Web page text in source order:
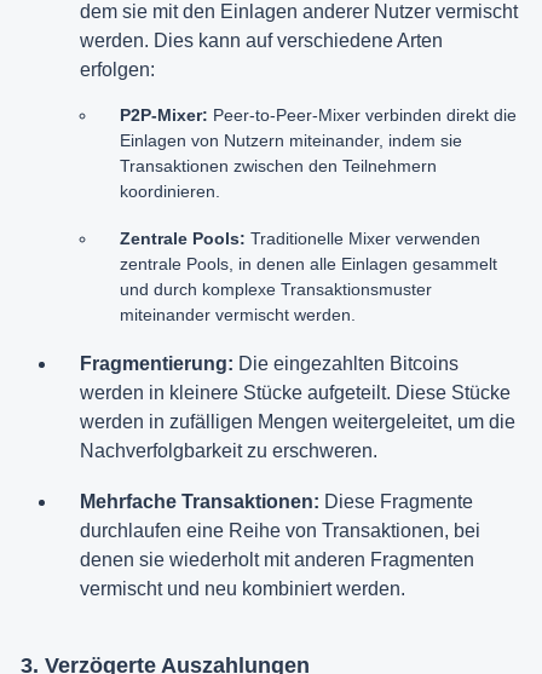
dem sie mit den Einlagen anderer Nutzer vermischt
werden. Dies kann auf verschiedene Arten
erfolgen:
P2P-Mixer: Peer-to-Peer-Mixer verbinden direkt die
Einlagen von Nutzern miteinander, indem sie
Transaktionen zwischen den Teilnehmern
koordinieren.
Zentrale Pools: Traditionelle Mixer verwenden
zentrale Pools, in denen alle Einlagen gesammelt
und durch komplexe Transaktionsmuster
miteinander vermischt werden.
Fragmentierung: Die eingezahlten Bitcoins
werden in kleinere Stücke aufgeteilt. Diese Stücke
werden in zufälligen Mengen weitergeleitet, um die
Nachverfolgbarkeit zu erschweren.
Mehrfache Transaktionen: Diese Fragmente
durchlaufen eine Reihe von Transaktionen, bei
denen sie wiederholt mit anderen Fragmenten
vermischt und neu kombiniert werden.
3. Verzögerte Auszahlungen